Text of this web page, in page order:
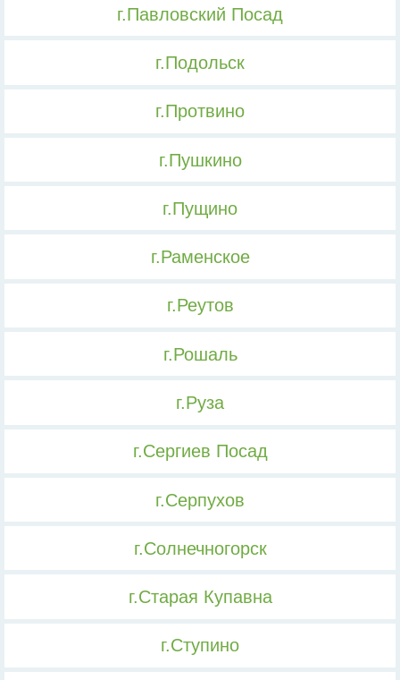
г.Павловский Посад
г.Подольск
г.Протвино
г.Пушкино
г.Пущино
г.Раменское
г.Реутов
г.Рошаль
г.Руза
г.Сергиев Посад
г.Серпухов
г.Солнечногорск
г.Старая Купавна
г.Ступино